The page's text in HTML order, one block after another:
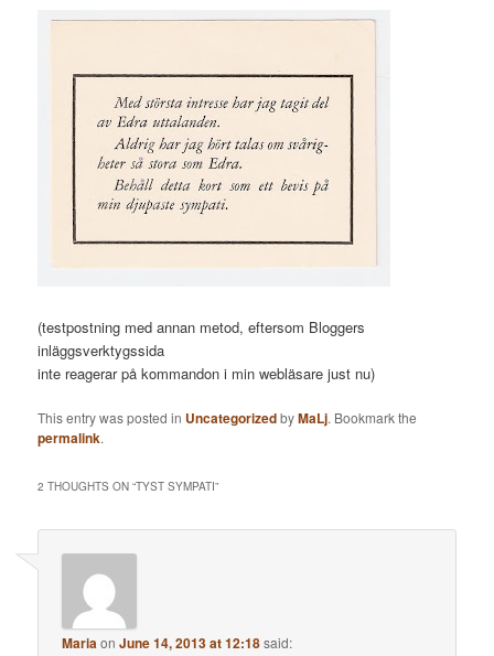
(testpostning med annan metod, eftersom Bloggers
inläggsverktygssida
inte reagerar på kommandon i min webläsare just nu)
This entry was posted in UncategorizedbyMaLj. Bookmark the
permalink.
2 THOUGHTS ON “TYST SYMPATI”
MariaonJune 14, 2013 at 12:18said: